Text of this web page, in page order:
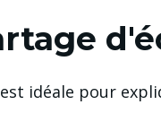
idéale pour